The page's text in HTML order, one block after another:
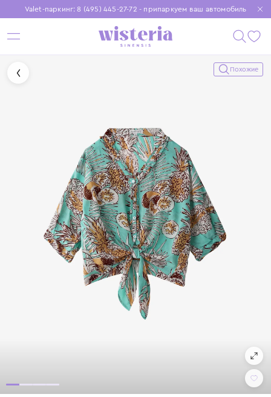
Valet-паркинг: 8 (495) 445-27-72 - припаркуем ваш автомобиль
Бесплатная доставка при заказе от 15 000 ₽
Установите приложение, чтобы покупки были еще удобнее
Похожие